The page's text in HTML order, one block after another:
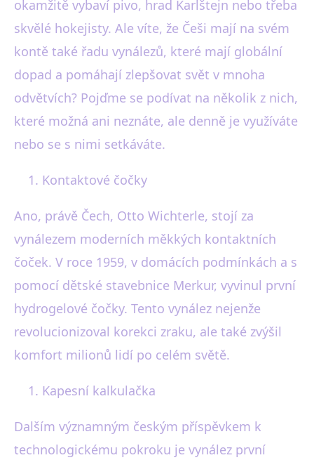
svět: Od čoček po semtex
24. 12. 2025· 4 min čtení · Autor: Karel Černý
okamžitě vybaví pivo, hrad Karlštejn nebo třeba
skvělé hokejisty. Ale víte, že Češi mají na svém
kontě také řadu vynálezů, které mají globální
dopad a pomáhají zlepšovat svět v mnoha
odvětvích? Pojďme se podívat na několik z nich,
které možná ani neznáte, ale denně je využíváte
nebo se s nimi setkáváte.
Kontaktové čočky
Ano, právě Čech, Otto Wichterle, stojí za
vynálezem moderních měkkých kontaktních
čoček. V roce 1959, v domácích podmínkách a s
pomocí dětské stavebnice Merkur, vyvinul první
hydrogelové čočky. Tento vynález nejenže
revolucionizoval korekci zraku, ale také zvýšil
komfort milionů lidí po celém světě.
Kapesní kalkulačka
Dalším významným českým příspěvkem k
technologickému pokroku je vynález první